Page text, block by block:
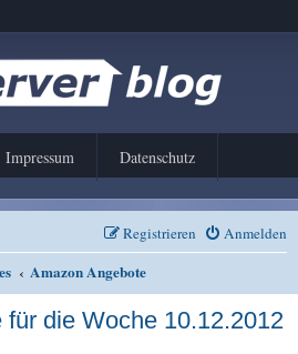
Impressum Datenschutz
Anmelden
Registrieren
Amazon Angebote
die Woche 10.12.2012